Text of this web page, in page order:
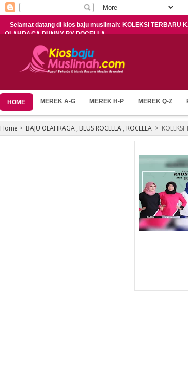
Selamat datang di kios baju muslimah: KOLEKSI TERBARU
OLAHRAGA RUNNY BY ROCELLA
HOME MEREK A-G MEREK H-P MEREK Q-Z
Home > BAJU OLAHRAGA , BLUS ROCELLA , ROCELLA > KOLEKSI